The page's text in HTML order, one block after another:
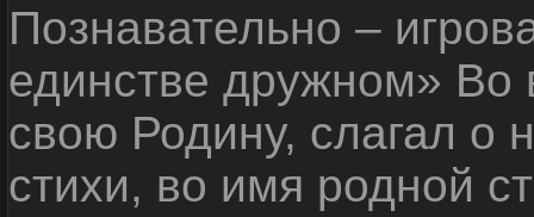
Познавательно –
единстве дружном»
свою Родину, слагал о
стихи, во имя родной